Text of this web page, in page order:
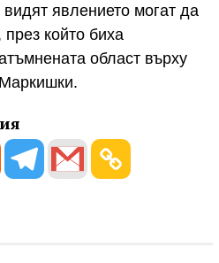
явлението могат да
който биха
област върху